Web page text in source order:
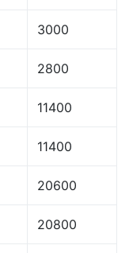
3000
2800
11400
11400
20600
20800